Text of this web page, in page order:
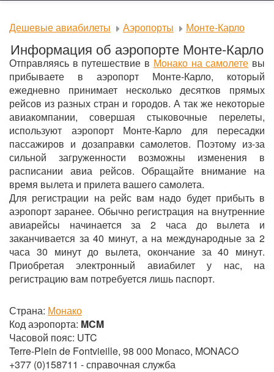
Дешевые авиабилеты Аэропорты Монте-Карло
Информация об аэропорте Монте-Карло
Отправляясь в путешествие в Монако на самолете вы
прибываете в аэропорт Монте-Карло, который
ежедневно принимает несколько десятков прямых
рейсов из разных стран и городов. А так же некоторые
авиакомпании, совершая стыковочные перелеты,
используют аэропорт Монте-Карло для пересадки
пассажиров и дозаправки самолетов. Поэтому из-за
сильной загруженности возможны изменения в
расписании авиа рейсов. Обращайте внимание на
время вылета и прилета вашего самолета.
Для регистрации на рейс вам надо будет прибыть в
аэропорт заранее. Обычно регистрация на внутренние
авиарейсы начинается за 2 часа до вылета и
заканчивается за 40 минут, а на международные за 2
часа 30 минут до вылета, окончание за 40 минут.
Приобретая электронный авиабилет у нас, на
регистрацию вам потребуется лишь паспорт.
Страна: Монако
Код аэропорта: MCM
Часовой пояс: UTC
Terre-Plein de Fontvieille, 98 000 Monaco, MONACO
+377 (0)158711 - справочная служба